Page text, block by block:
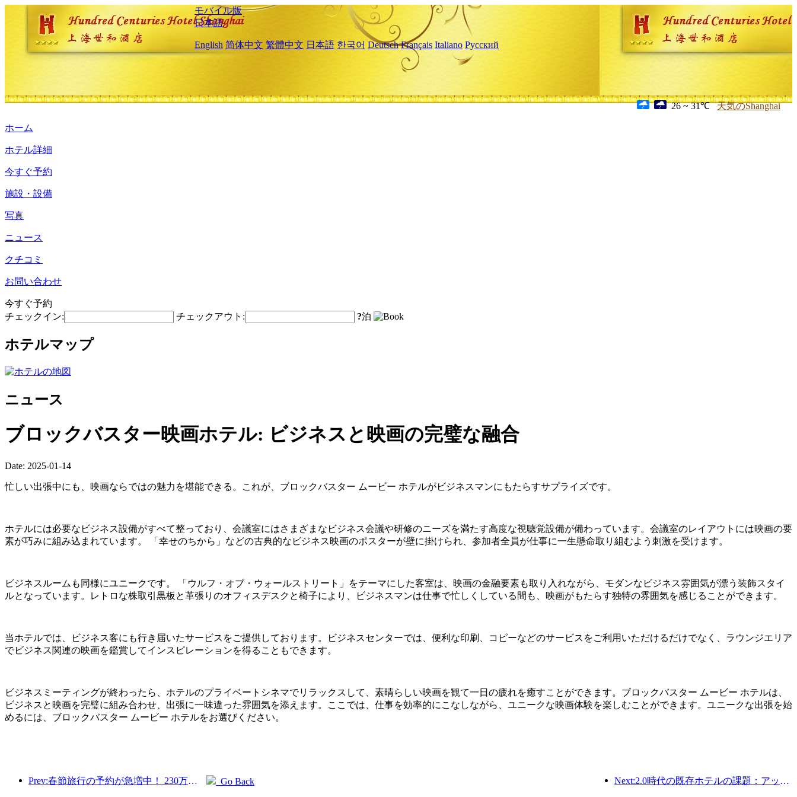
モバイル版
日本語
English 简体中文 繁體中文 日本語 한국어 Deutsch Français Italiano Русский
26 ~ 31℃ 天気のShanghai
ホーム
ホテル詳細
今すぐ予約
施設・設備
写真
ニュース
クチコミ
お問い合わせ
今すぐ予約
チェックイン:
チェックアウト: ?泊
ホテルマップ
ニュース
ブロックバスター映画ホテル: ビジネスと映画の完璧な融合
Date: 2025-01-14
忙しい出張中にも、映画ならではの魅力を堪能できる。これが、ブロックバスター ムービー ホテルがビジネスマンにもたらすサプライズです。
ホテルには必要なビジネス設備がすべて整っており、会議室にはさまざまなビジネス会議や研修のニーズを満たす高度な視聴覚設備が備わっています。会議室のレイアウトには映画の要
素が巧みに組み込まれています。 「幸せのちから」などの古典的なビジネス映画のポスターが壁に掛けられ、参加者全員が仕事に一生懸命取り組むよう刺激を受けます。
ビジネスルームも同様にユニークです。 「ウルフ・オブ・ウォールストリート」をテーマにした客室は、映画の金融要素も取り入れながら、モダンなビジネス雰囲気が漂う装飾スタイ
ルとなっています。レトロな株取引黒板と革張りのオフィスデスクと椅子により、ビジネスマンは仕事で忙しくしている間も、映画がもたらす独特の雰囲気を感じることができます。
当ホテルでは、ビジネス客にも行き届いたサービスをご提供しております。ビジネスセンターでは、便利な印刷、コピーなどのサービスをご利用いただけるだけでなく、ラウンジエリア
でビジネス関連の映画を鑑賞してインスピレーションを得ることもできます。
ビジネスミーティングが終わったら、ホテルのプライベートシネマでリラックスして、素晴らしい映画を観て一日の疲れを癒すことができます。ブロックバスター ムービー ホテルは、
ビジネスと映画を完璧に組み合わせ、出張に一味違った雰囲気を添えます。ここでは、仕事を効率的にこなしながら、ユニークな映画体験を楽しむことができます。ユニークな出張を始
めるには、ブロックバスター ムービー ホテルをお選びください。
Prev:春節旅行の予約が急増中！ 230万のホテル会社が好調なスタートを切る可能性 Next:2.0時代の既存ホテルの課題：アップグレードこそが真の価値革新の核心
Go Back